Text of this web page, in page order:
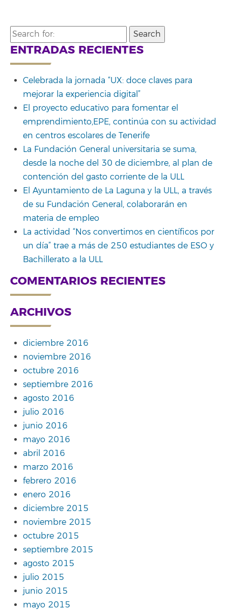
Search
for:
ENTRADAS RECIENTES
Celebrada la jornada “UX: doce claves para
mejorar la experiencia digital”
El proyecto educativo para fomentar el
emprendimiento,EPE, continúa con su actividad
en centros escolares de Tenerife
La Fundación General universitaria se suma,
desde la noche del 30 de diciembre, al plan de
contención del gasto corriente de la ULL
El Ayuntamiento de La Laguna y la ULL, a través
de su Fundación General, colaborarán en
materia de empleo
La actividad “Nos convertimos en científicos por
un día” trae a más de 250 estudiantes de ESO y
Bachillerato a la ULL
COMENTARIOS RECIENTES
ARCHIVOS
diciembre 2016
noviembre 2016
octubre 2016
septiembre 2016
agosto 2016
julio 2016
junio 2016
mayo 2016
abril 2016
marzo 2016
febrero 2016
enero 2016
diciembre 2015
noviembre 2015
octubre 2015
septiembre 2015
agosto 2015
julio 2015
junio 2015
mayo 2015